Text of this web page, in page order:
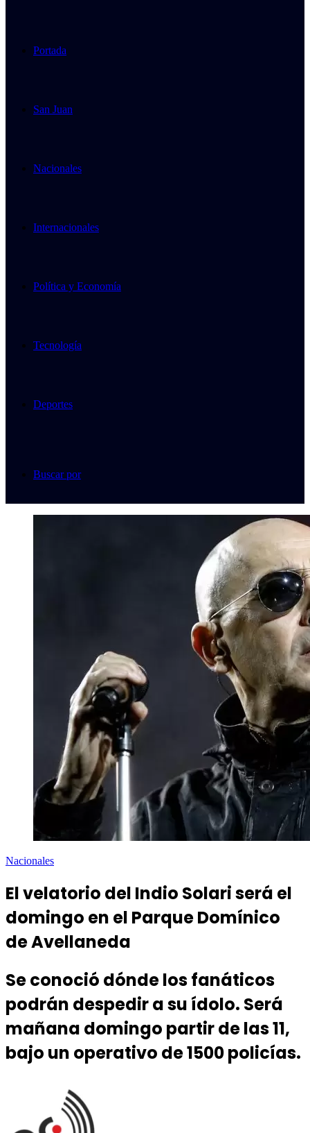
Portada
San Juan
Nacionales
Internacionales
Política y Economía
Tecnología
Deportes
Buscar por
Nacionales
El velatorio del Indio Solari será el
domingo en el Parque Domínico
de Avellaneda
Se conoció dónde los fanáticos
podrán despedir a su ídolo. Será
mañana domingo partir de las 11,
bajo un operativo de 1500 policías.